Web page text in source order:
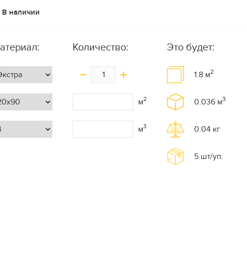
В наличии
Количество:
м2
м3
Это будет:
1.8 м2
0.036 м3
0.04 кг
5 шт/уп.